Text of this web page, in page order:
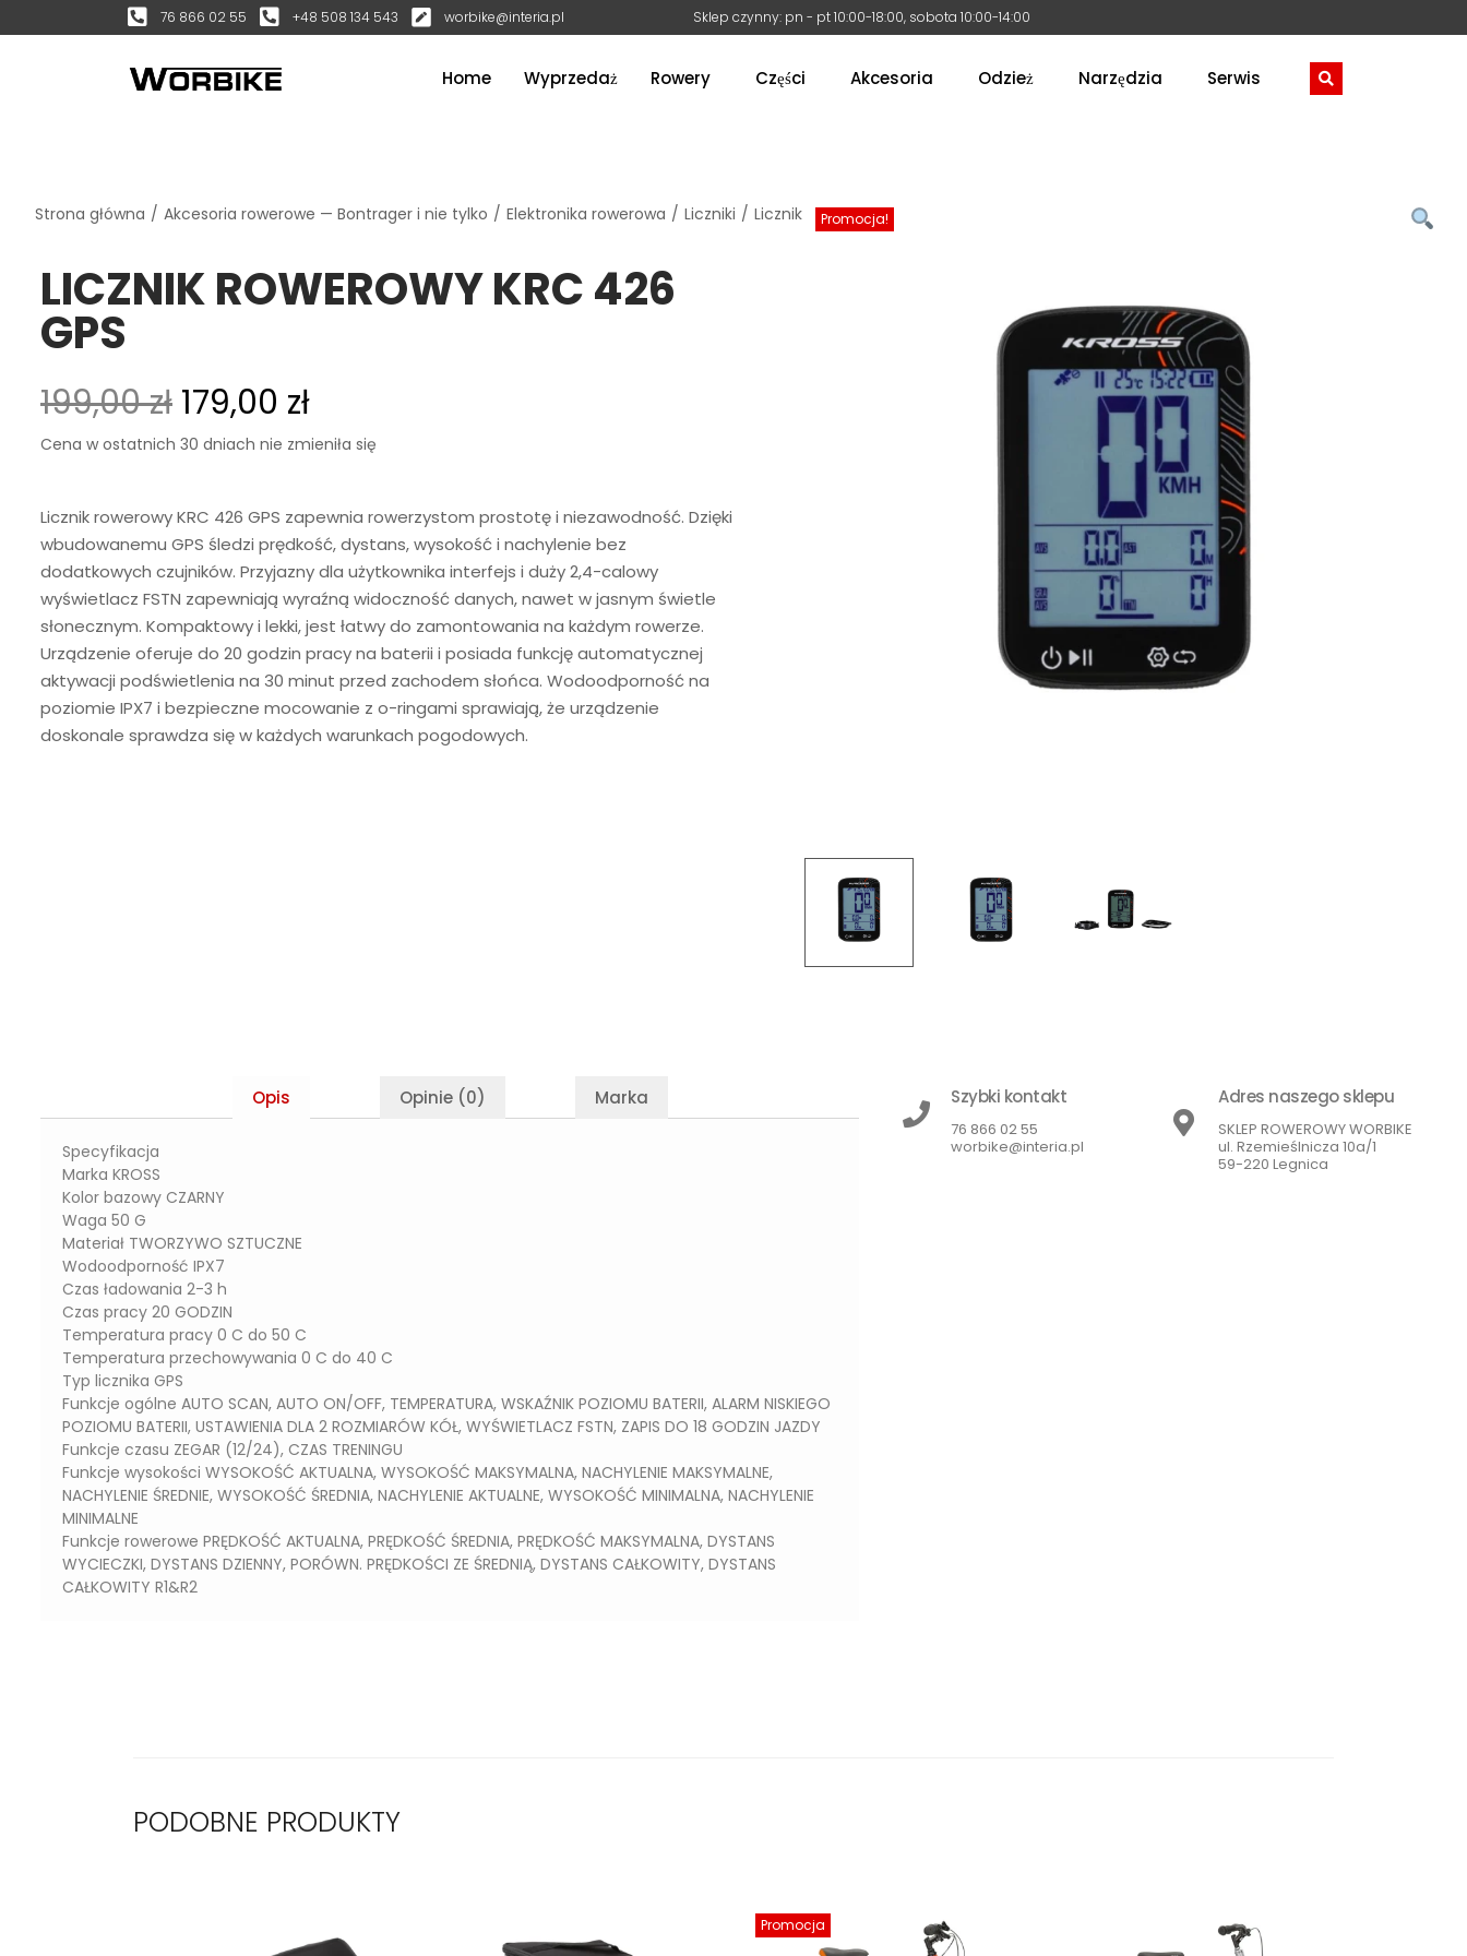
76 866 02 55 +48 508 134 543 worbike@interia.pl Sklep czynny: pn - pt 10:00-18:00, sobota 10:00-14:00
Home Wyprzedaż Rowery Części Akcesoria Odzież Narzędzia Serwis
Strona główna / Akcesoria rowerowe — Bontrager i nie tylko / Elektronika rowerowa / Liczniki / Licznik rowerowy KRC 426 GPS
LICZNIK ROWEROWY KRC 426
GPS
199,00zł 179,00 zł
Cena w ostatnich 30 dniach nie zmieniła się
Licznik rowerowy KRC 426 GPS zapewnia rowerzystom prostotę i niezawodność. Dzięki
wbudowanemu GPS śledzi prędkość, dystans, wysokość i nachylenie bez
dodatkowych czujników. Przyjazny dla użytkownika interfejs i duży 2,4-calowy
wyświetlacz FSTN zapewniają wyraźną widoczność danych, nawet w jasnym świetle
słonecznym. Kompaktowy i lekki, jest łatwy do zamontowania na każdym rowerze.
Urządzenie oferuje do 20 godzin pracy na baterii i posiada funkcję automatycznej
aktywacji podświetlenia na 30 minut przed zachodem słońca. Wodoodporność na
poziomie IPX7 i bezpieczne mocowanie z o-ringami sprawiają, że urządzenie
doskonale sprawdza się w każdych warunkach pogodowych.
Promocja!
Opis Opinie (0) Marka
Specyfikacja
Marka KROSS
Kolor bazowy CZARNY
Waga 50 G
Materiał TWORZYWO SZTUCZNE
Wodoodporność IPX7
Czas ładowania 2-3 h
Czas pracy 20 GODZIN
Temperatura pracy 0 C do 50 C
Temperatura przechowywania 0 C do 40 C
Typ licznika GPS
Funkcje ogólne AUTO SCAN, AUTO ON/OFF, TEMPERATURA, WSKAŹNIK POZIOMU BATERII, ALARM NISKIEGO
POZIOMU BATERII, USTAWIENIA DLA 2 ROZMIARÓW KÓŁ, WYŚWIETLACZ FSTN, ZAPIS DO 18 GODZIN JAZDY
Funkcje czasu ZEGAR (12/24), CZAS TRENINGU
Funkcje wysokości WYSOKOŚĆ AKTUALNA, WYSOKOŚĆ MAKSYMALNA, NACHYLENIE MAKSYMALNE,
NACHYLENIE ŚREDNIE, WYSOKOŚĆ ŚREDNIA, NACHYLENIE AKTUALNE, WYSOKOŚĆ MINIMALNA, NACHYLENIE
MINIMALNE
Funkcje rowerowe PRĘDKOŚĆ AKTUALNA, PRĘDKOŚĆ ŚREDNIA, PRĘDKOŚĆ MAKSYMALNA, DYSTANS
WYCIECZKI, DYSTANS DZIENNY, PORÓWN. PRĘDKOŚCI ZE ŚREDNIĄ, DYSTANS CAŁKOWITY, DYSTANS
CAŁKOWITY R1&R2
Szybki kontakt
76 866 02 55
worbike@interia.pl
Adres naszego sklepu
SKLEP ROWEROWY WORBIKE
ul. Rzemieślnicza 10a/1
59-220 Legnica
PODOBNE PRODUKTY
Promocja